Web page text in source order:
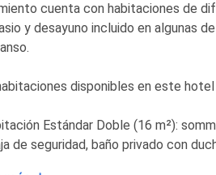
cuenta con habitaciones de
y desayuno incluido en algunas
disponibles en este
Estándar Doble (16 m²):
de seguridad, baño privado con